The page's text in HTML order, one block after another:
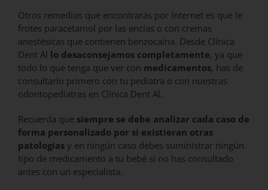
Otros remedios que encontrarás por Internet es que le
frotes paracetamol por las encías o con cremas
anestésicas que contienen benzocaína. Desde Clínica
Dent Al lo desaconsejamos completamente, ya que
todo lo que tenga que ver con medicamentos, has de
consultarlo primero con tu pediatra o con nuestras
odontopediatras en Clínica Dent Al.
Recuerda que siempre se debe analizar cada caso de
forma personalizado por si existieran otras
patologías y en ningún caso debes suministrar ningún
tipo de medicamento a tu bebé si no has consultado
antes con un especialista.